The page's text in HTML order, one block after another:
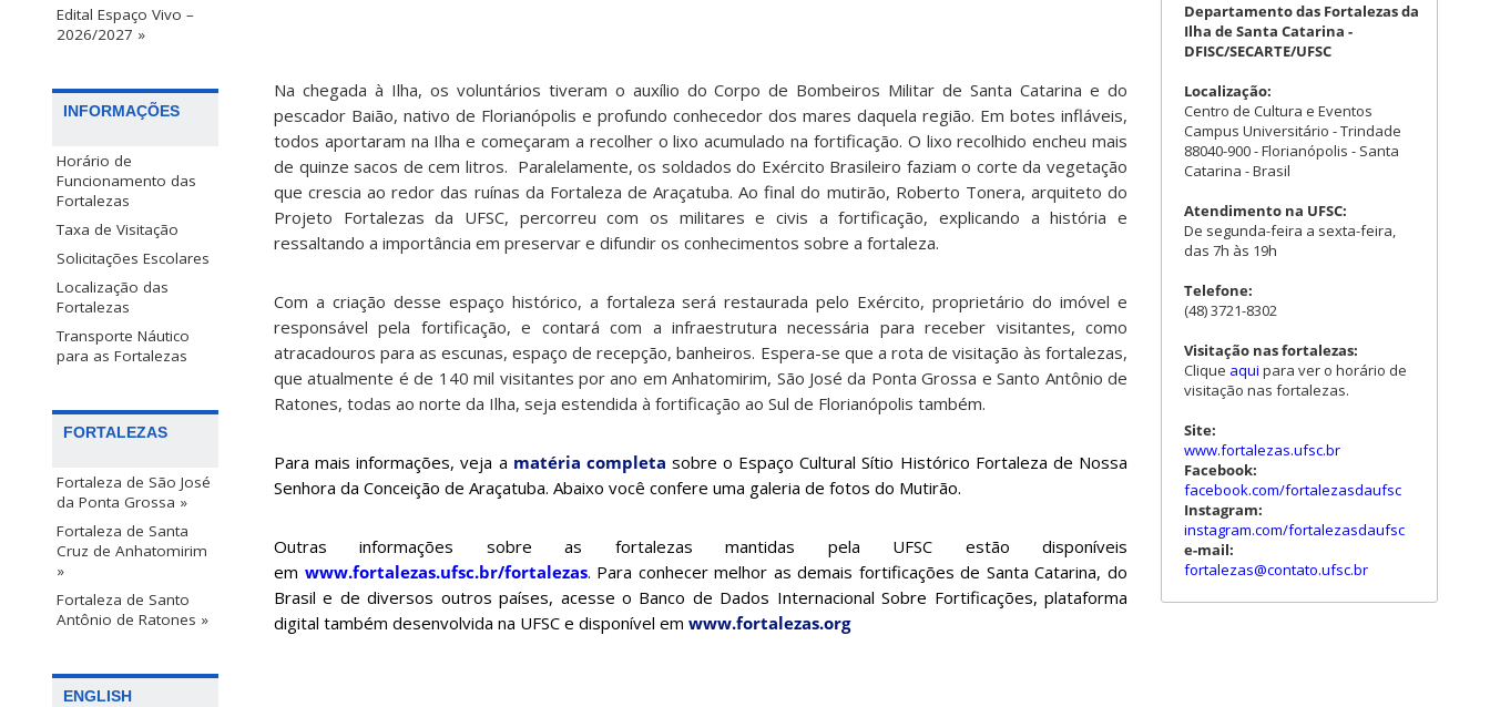
Edital Espaço Vivo –
2026/2027 »
INFORMAÇÕES
Horário de
Funcionamento das
Fortalezas
Taxa de Visitação
Solicitações Escolares
Localização das
Fortalezas
Transporte Náutico
para as Fortalezas
FORTALEZAS
Fortaleza de São José
da Ponta Grossa »
Fortaleza de Santa
Cruz de Anhatomirim
»
Fortaleza de Santo
Antônio de Ratones »
ENGLISH
Na chegada à Ilha, os voluntários tiveram o auxílio do Corpo de Bombeiros Militar de Santa Catarina e do
pescador Baião, nativo de Florianópolis e profundo conhecedor dos mares daquela região. Em botes infláveis,
todos aportaram na Ilha e começaram a recolher o lixo acumulado na fortificação. O lixo recolhido encheu mais
de quinze sacos de cem litros. Paralelamente, os soldados do Exército Brasileiro faziam o corte da vegetação
que crescia ao redor das ruínas da Fortaleza de Araçatuba. Ao final do mutirão, Roberto Tonera, arquiteto do
Projeto Fortalezas da UFSC, percorreu com os militares e civis a fortificação, explicando a história e
ressaltando a importância em preservar e difundir os conhecimentos sobre a fortaleza.
Com a criação desse espaço histórico, a fortaleza será restaurada pelo Exército, proprietário do imóvel e
responsável pela fortificação, e contará com a infraestrutura necessária para receber visitantes, como
atracadouros para as escunas, espaço de recepção, banheiros. Espera-se que a rota de visitação às fortalezas,
que atualmente é de 140 mil visitantes por ano em Anhatomirim, São José da Ponta Grossa e Santo Antônio de
Ratones, todas ao norte da Ilha, seja estendida à fortificação ao Sul de Florianópolis também.
Para mais informações, veja a matéria completa sobre o Espaço Cultural Sítio Histórico Fortaleza de Nossa
Senhora da Conceição de Araçatuba. Abaixo você confere uma galeria de fotos do Mutirão.
Outras informações sobre as fortalezas mantidas pela UFSC estão disponíveis
em www.fortalezas.ufsc.br/fortalezas. Para conhecer melhor as demais fortificações de Santa Catarina, do
Brasil e de diversos outros países, acesse o Banco de Dados Internacional Sobre Fortificações, plataforma
digital também desenvolvida na UFSC e disponível em www.fortalezas.org
Departamento das Fortalezas da
Ilha de Santa Catarina -
DFISC/SECARTE/UFSC
Localização:
Centro de Cultura e Eventos
Campus Universitário - Trindade
88040-900 - Florianópolis - Santa
Catarina - Brasil
Atendimento na UFSC:
De segunda-feira a sexta-feira,
das 7h às 19h
Telefone:
(48) 3721-8302
Visitação nas fortalezas:
Clique aqui para ver o horário de
visitação nas fortalezas.
Site:
www.fortalezas.ufsc.br
Facebook:
facebook.com/fortalezasdaufsc
Instagram:
instagram.com/fortalezasdaufsc
e-mail:
fortalezas@contato.ufsc.br